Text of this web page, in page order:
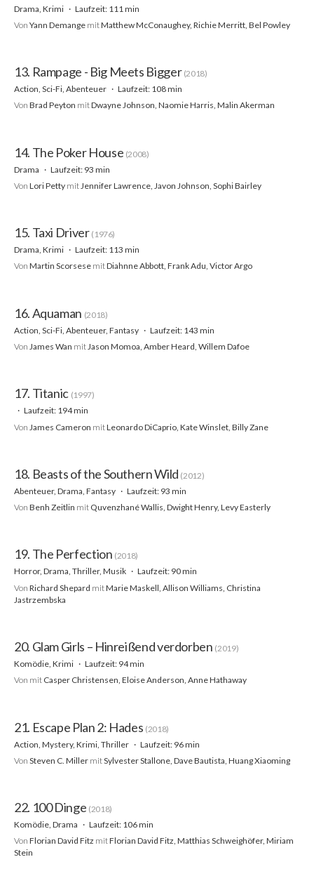
Drama, Krimi
Laufzeit: 111 min
Von Yann Demange mitMatthew McConaughey, Richie Merritt, Bel Powley
13. Rampage - Big Meets Bigger (2018)
Action, Sci-Fi, Abenteuer
Laufzeit: 108 min
Von Brad Peyton mitDwayne Johnson, Naomie Harris, Malin Akerman
14. The Poker House (2008)
Drama
Laufzeit: 93 min
Von Lori Petty mit Jennifer Lawrence, Javon Johnson, Sophi Bairley
15. Taxi Driver (1976)
Drama, Krimi
Laufzeit: 113 min
Von Martin Scorsese mitDiahnne Abbott, Frank Adu, Victor Argo
16. Aquaman (2018)
Action, Sci-Fi, Abenteuer, Fantasy
Laufzeit: 143 min
Von James Wan mitJason Momoa, Amber Heard, Willem Dafoe
17. Titanic (1997)
Laufzeit: 194 min
Von James Cameron mitLeonardo DiCaprio, Kate Winslet, Billy Zane
18. Beasts of the Southern Wild (2012)
Abenteuer, Drama, Fantasy
Laufzeit: 93 min
Von Benh Zeitlin mit Quvenzhané Wallis, Dwight Henry, Levy Easterly
19. The Perfection (2018)
Horror, Drama, Thriller, Musik
Laufzeit: 90 min
Von Richard Shepard mitMarie Maskell, Allison Williams, Christina
Jastrzembska
20. Glam Girls – Hinreißend verdorben (2019)
Komödie, Krimi
Laufzeit: 94 min
Von mit Casper Christensen, Eloise Anderson, Anne Hathaway
21. Escape Plan 2: Hades (2018)
Action, Mystery, Krimi, Thriller
Laufzeit: 96 min
Von Steven C. Miller mitSylvester Stallone, Dave Bautista, Huang Xiaoming
22. 100 Dinge (2018)
Komödie, Drama
Laufzeit: 106 min
Von Florian David Fitz mitFlorian David Fitz, Matthias Schweighöfer, Miriam
Stein